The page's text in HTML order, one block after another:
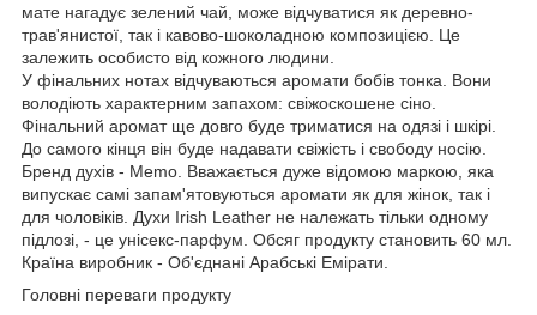
мате нагадує зелений чай, може відчуватися як деревно-
трав'янистої, так і кавово-шоколадною композицією. Це
залежить особисто від кожного людини.
У фінальних нотах відчуваються аромати бобів тонка. Вони
володіють характерним запахом: свіжоскошене сіно.
Фінальний аромат ще довго буде триматися на одязі і шкірі.
До самого кінця він буде надавати свіжість і свободу носію.
Бренд духів - Mеmo. Вважається дуже відомою маркою, яка
випускає самі запам'ятовуються аромати як для жінок, так і
для чоловіків. Духи Irish Leather не належать тільки одному
підлозі, - це унісекс-парфум. Обсяг продукту становить 60 мл.
Країна виробник - Об'єднані Арабські Емірати.
Головні переваги продукту